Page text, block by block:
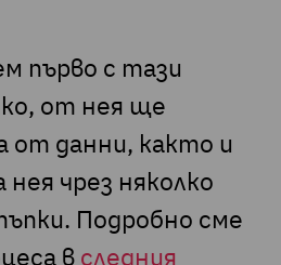
първо с тази
от нея ще
от данни, както и
чрез няколко
Подробно сме
в следния